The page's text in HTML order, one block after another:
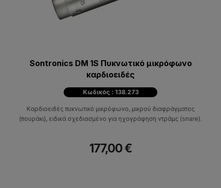
Sontronics DM 1S Πυκνωτικό μικρόφωνο
καρδιοειδές
Κωδικός : 138.273
Καρδιοειδές πυκνωτικό μικρόφωνο, μικρού διαφράγματος
(πουράκι), ειδικά σχεδιασμένο για ηχογράφηση ντράμς (snare).
177,00 €